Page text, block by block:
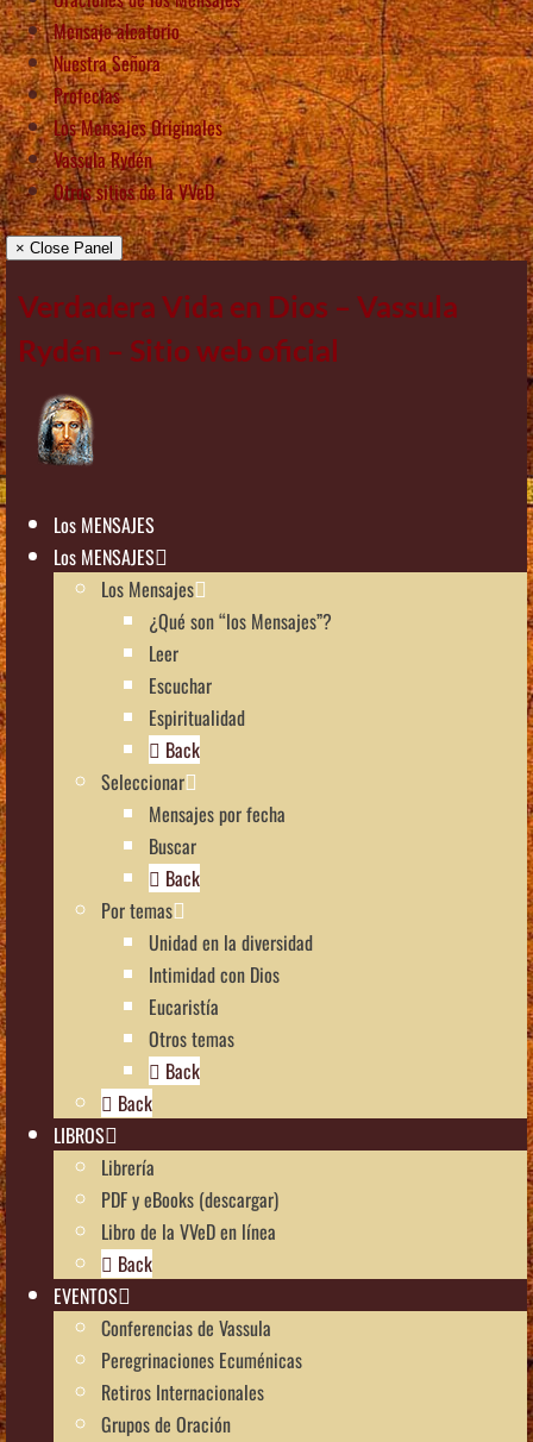
Mensaje aleatorio
Nuestra Señora
Profecías
Los Mensajes Originales
Vassula Rydén
Otros sitios de la VVeD
× Close Panel
Verdadera Vida en Dios – Vassula
Rydén – Sitio web oficial
Los MENSAJES
Los MENSAJES
Los Mensajes
¿Qué son “los Mensajes”?
Leer
Escuchar
Espiritualidad
Back
Seleccionar
Mensajes por fecha
Buscar
Back
Por temas
Unidad en la diversidad
Intimidad con Dios
Eucaristía
Otros temas
Back
Back
LIBROS
Librería
PDF y eBooks (descargar)
Libro de la VVeD en línea
Back
EVENTOS
Conferencias de Vassula
Peregrinaciones Ecuménicas
Retiros Internacionales
Grupos de Oración